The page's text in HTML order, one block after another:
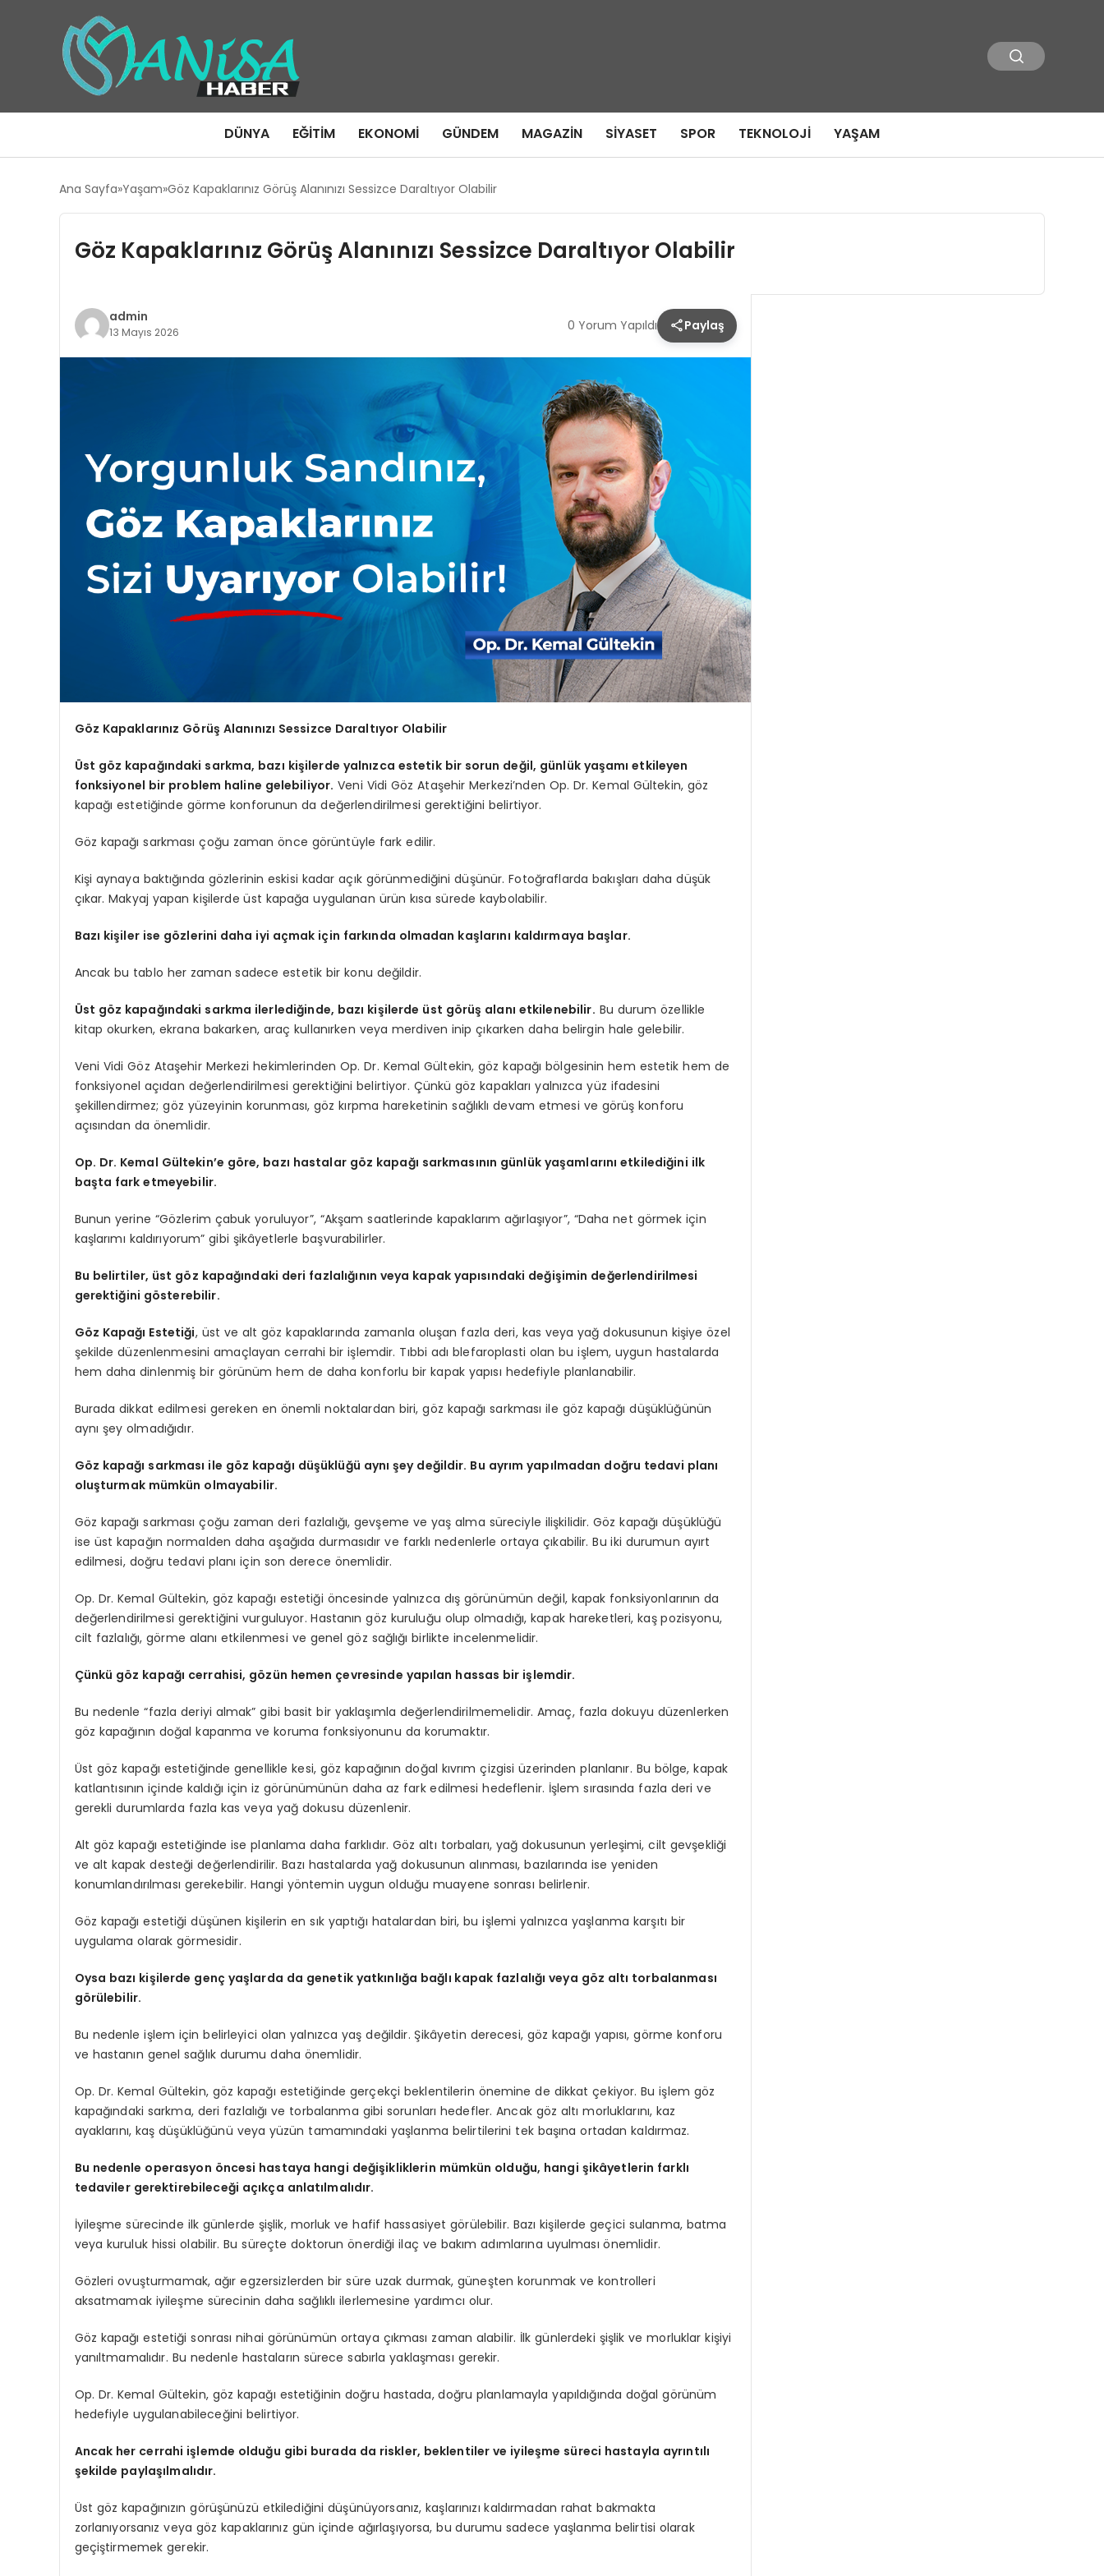
DÜNYA EĞITIM EKONOMI GÜNDEM MAGAZIN SIYASET SPOR TEKNOLOJI YAŞAM
Ana Sayfa Yaşam Göz Kapaklarınız Görüş Alanınızı Sessizce Daraltıyor Olabilir
Göz Kapaklarınız Görüş Alanınızı Sessizce Daraltıyor Olabilir
admin
13 Mayıs 2026 0 Yorum Yapıldı Paylaş
Göz Kapaklarınız Görüş Alanınızı Sessizce Daraltıyor Olabilir
Üst göz kapağındaki sarkma, bazı kişilerde yalnızca estetik bir sorun değil, günlük yaşamı etkileyen
fonksiyonel bir problem haline gelebiliyor. Veni Vidi Göz Ataşehir Merkezi’nden Op. Dr. Kemal Gültekin, göz
kapağı estetiğinde görme konforunun da değerlendirilmesi gerektiğini belirtiyor.
Göz kapağı sarkması çoğu zaman önce görüntüyle fark edilir.
Kişi aynaya baktığında gözlerinin eskisi kadar açık görünmediğini düşünür. Fotoğraflarda bakışları daha düşük
çıkar. Makyaj yapan kişilerde üst kapağa uygulanan ürün kısa sürede kaybolabilir.
Bazı kişiler ise gözlerini daha iyi açmak için farkında olmadan kaşlarını kaldırmaya başlar.
Ancak bu tablo her zaman sadece estetik bir konu değildir.
Üst göz kapağındaki sarkma ilerlediğinde, bazı kişilerde üst görüş alanı etkilenebilir. Bu durum özellikle
kitap okurken, ekrana bakarken, araç kullanırken veya merdiven inip çıkarken daha belirgin hale gelebilir.
Veni Vidi Göz Ataşehir Merkezi hekimlerinden Op. Dr. Kemal Gültekin, göz kapağı bölgesinin hem estetik hem de
fonksiyonel açıdan değerlendirilmesi gerektiğini belirtiyor. Çünkü göz kapakları yalnızca yüz ifadesini
şekillendirmez; göz yüzeyinin korunması, göz kırpma hareketinin sağlıklı devam etmesi ve görüş konforu
açısından da önemlidir.
Op. Dr. Kemal Gültekin’e göre, bazı hastalar göz kapağı sarkmasının günlük yaşamlarını etkilediğini ilk
başta fark etmeyebilir.
Bunun yerine “Gözlerim çabuk yoruluyor”, “Akşam saatlerinde kapaklarım ağırlaşıyor”, “Daha net görmek için
kaşlarımı kaldırıyorum” gibi şikâyetlerle başvurabilirler.
Bu belirtiler, üst göz kapağındaki deri fazlalığının veya kapak yapısındaki değişimin değerlendirilmesi
gerektiğini gösterebilir.
Göz Kapağı Estetiği, üst ve alt göz kapaklarında zamanla oluşan fazla deri, kas veya yağ dokusunun kişiye özel
şekilde düzenlenmesini amaçlayan cerrahi bir işlemdir. Tıbbi adı blefaroplasti olan bu işlem, uygun hastalarda
hem daha dinlenmiş bir görünüm hem de daha konforlu bir kapak yapısı hedefiyle planlanabilir.
Burada dikkat edilmesi gereken en önemli noktalardan biri, göz kapağı sarkması ile göz kapağı düşüklüğünün
aynı şey olmadığıdır.
Göz kapağı sarkması ile göz kapağı düşüklüğü aynı şey değildir. Bu ayrım yapılmadan doğru tedavi planı
oluşturmak mümkün olmayabilir.
Göz kapağı sarkması çoğu zaman deri fazlalığı, gevşeme ve yaş alma süreciyle ilişkilidir. Göz kapağı düşüklüğü
ise üst kapağın normalden daha aşağıda durmasıdır ve farklı nedenlerle ortaya çıkabilir. Bu iki durumun ayırt
edilmesi, doğru tedavi planı için son derece önemlidir.
Op. Dr. Kemal Gültekin, göz kapağı estetiği öncesinde yalnızca dış görünümün değil, kapak fonksiyonlarının da
değerlendirilmesi gerektiğini vurguluyor. Hastanın göz kuruluğu olup olmadığı, kapak hareketleri, kaş pozisyonu,
cilt fazlalığı, görme alanı etkilenmesi ve genel göz sağlığı birlikte incelenmelidir.
Çünkü göz kapağı cerrahisi, gözün hemen çevresinde yapılan hassas bir işlemdir.
Bu nedenle “fazla deriyi almak” gibi basit bir yaklaşımla değerlendirilmemelidir. Amaç, fazla dokuyu düzenlerken
göz kapağının doğal kapanma ve koruma fonksiyonunu da korumaktır.
Üst göz kapağı estetiğinde genellikle kesi, göz kapağının doğal kıvrım çizgisi üzerinden planlanır. Bu bölge, kapak
katlantısının içinde kaldığı için iz görünümünün daha az fark edilmesi hedeflenir. İşlem sırasında fazla deri ve
gerekli durumlarda fazla kas veya yağ dokusu düzenlenir.
Alt göz kapağı estetiğinde ise planlama daha farklıdır. Göz altı torbaları, yağ dokusunun yerleşimi, cilt gevşekliği
ve alt kapak desteği değerlendirilir. Bazı hastalarda yağ dokusunun alınması, bazılarında ise yeniden
konumlandırılması gerekebilir. Hangi yöntemin uygun olduğu muayene sonrası belirlenir.
Göz kapağı estetiği düşünen kişilerin en sık yaptığı hatalardan biri, bu işlemi yalnızca yaşlanma karşıtı bir
uygulama olarak görmesidir.
Oysa bazı kişilerde genç yaşlarda da genetik yatkınlığa bağlı kapak fazlalığı veya göz altı torbalanması
görülebilir.
Bu nedenle işlem için belirleyici olan yalnızca yaş değildir. Şikâyetin derecesi, göz kapağı yapısı, görme konforu
ve hastanın genel sağlık durumu daha önemlidir.
Op. Dr. Kemal Gültekin, göz kapağı estetiğinde gerçekçi beklentilerin önemine de dikkat çekiyor. Bu işlem göz
kapağındaki sarkma, deri fazlalığı ve torbalanma gibi sorunları hedefler. Ancak göz altı morluklarını, kaz
ayaklarını, kaş düşüklüğünü veya yüzün tamamındaki yaşlanma belirtilerini tek başına ortadan kaldırmaz.
Bu nedenle operasyon öncesi hastaya hangi değişikliklerin mümkün olduğu, hangi şikâyetlerin farklı
tedaviler gerektirebileceği açıkça anlatılmalıdır.
İyileşme sürecinde ilk günlerde şişlik, morluk ve hafif hassasiyet görülebilir. Bazı kişilerde geçici sulanma, batma
veya kuruluk hissi olabilir. Bu süreçte doktorun önerdiği ilaç ve bakım adımlarına uyulması önemlidir.
Gözleri ovuşturmamak, ağır egzersizlerden bir süre uzak durmak, güneşten korunmak ve kontrolleri
aksatmamak iyileşme sürecinin daha sağlıklı ilerlemesine yardımcı olur.
Göz kapağı estetiği sonrası nihai görünümün ortaya çıkması zaman alabilir. İlk günlerdeki şişlik ve morluklar kişiyi
yanıltmamalıdır. Bu nedenle hastaların sürece sabırla yaklaşması gerekir.
Op. Dr. Kemal Gültekin, göz kapağı estetiğinin doğru hastada, doğru planlamayla yapıldığında doğal görünüm
hedefiyle uygulanabileceğini belirtiyor.
Ancak her cerrahi işlemde olduğu gibi burada da riskler, beklentiler ve iyileşme süreci hastayla ayrıntılı
şekilde paylaşılmalıdır.
Üst göz kapağınızın görüşünüzü etkilediğini düşünüyorsanız, kaşlarınızı kaldırmadan rahat bakmakta
zorlanıyorsanız veya göz kapaklarınız gün içinde ağırlaşıyorsa, bu durumu sadece yaşlanma belirtisi olarak
geçiştirmemek gerekir.